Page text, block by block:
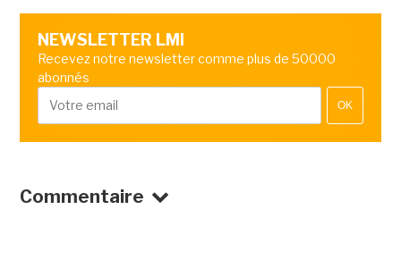
NEWSLETTER LMI
Recevez notre newsletter comme plus de 50000
abonnés
OK
Commentaire